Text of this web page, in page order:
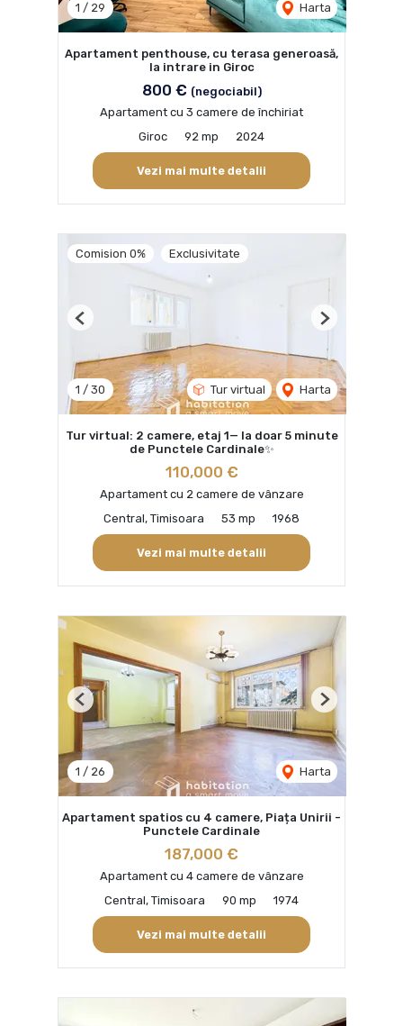
1 / 29 Harta
Apartament penthouse, cu terasa generoasă,
la intrare in Giroc
800 € (negociabil)
Apartament cu 3 camere de închiriat
Giroc
92 mp 2024
Vezi mai multe detalii
Comision 0% Exclusivitate
1 / 30 Tur virtual Harta
Previous Next
Tur virtual: 2 camere, etaj 1— la doar 5 minute
de Punctele Cardinale✨
110,000 €
Apartament cu 2 camere de vânzare
Central, Timisoara
53 mp 1968
Vezi mai multe detalii
1 / 26 Harta
Previous Next
Apartament spatios cu 4 camere, Piața Unirii -
Punctele Cardinale
187,000 €
Apartament cu 4 camere de vânzare
Central, Timisoara
90 mp 1974
Vezi mai multe detalii